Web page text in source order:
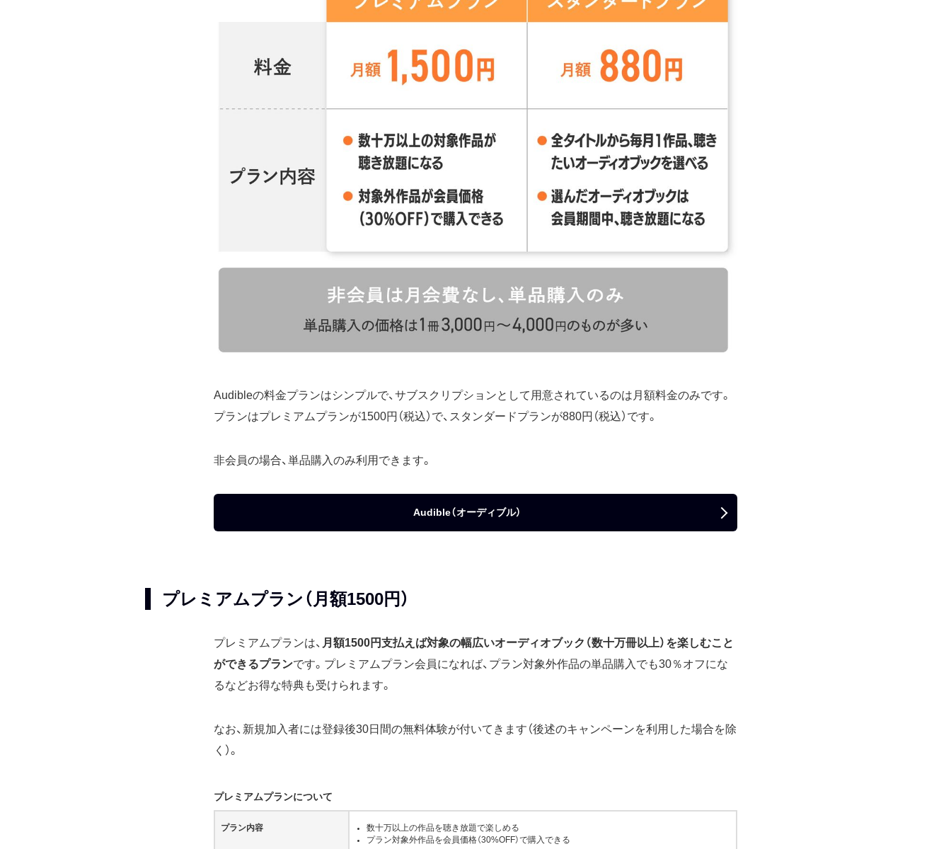
Audibleの料金プランはシンプルで、サブスクリプションとして用意されているのは月額料金のみです。
プランはプレミアムプランが1500円（税込）で、スタンダードプランが880円（税込）です。
非会員の場合、単品購入のみ利用できます。
Audible（オーディブル）
プレミアムプラン（月額1500円）
プレミアムプランは、 月額1500円支払えば対象の幅広いオーディオブック（数十万冊以上）を楽しむこと
ができるプランです。プレミアムプラン会員になれば、プラン対象外作品の単品購入でも30％オフにな
るなどお得な特典も受けられます。
なお、新規加入者には登録後30日間の無料体験が付いてきます（後述のキャンペーンを利用した場合を除
く）。
プレミアムプランについて
プラン内容
数十万以上の作品を聴き放題で楽しめる
プラン対象外作品を会員価格（30%OFF）で購入できる